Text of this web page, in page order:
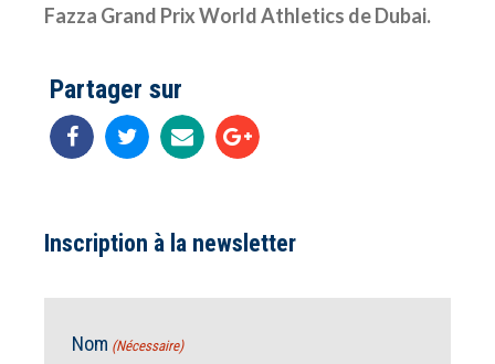
Fazza Grand Prix World Athletics de Dubai.
Partager sur
Inscription à la newsletter
Nom (Nécessaire)